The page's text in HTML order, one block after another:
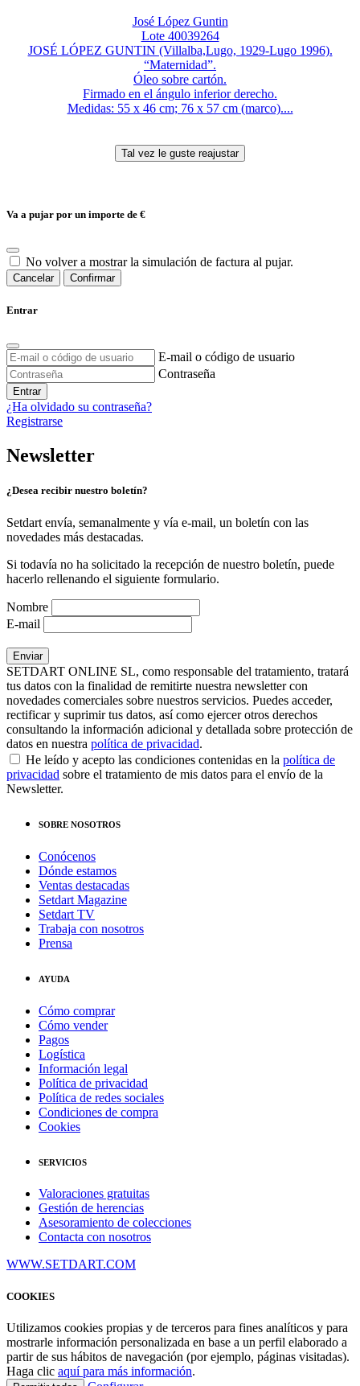
José López Guntin
Lote 40039264
JOSÉ LÓPEZ GUNTIN (Villalba,Lugo, 1929-Lugo 1996).
“Maternidad”.
Óleo sobre cartón.
Firmado en el ángulo inferior derecho.
Medidas: 55 x 46 cm; 76 x 57 cm (marco)....
Va a pujar por un importe de €
No volver a mostrar la simulación de factura al pujar.
Cancelar Confirmar
Entrar
E-mail o código de usuario
Contraseña
Entrar
¿Ha olvidado su contraseña?
Registrarse
Newsletter
¿Desea recibir nuestro boletín?
Setdart envía, semanalmente y vía e-mail, un boletín con las
novedades más destacadas.
Si todavía no ha solicitado la recepción de nuestro boletín, puede
hacerlo rellenando el siguiente formulario.
Nombre
E-mail
SETDART ONLINE SL, como responsable del tratamiento, tratará
tus datos con la finalidad de remitirte nuestra newsletter con
novedades comerciales sobre nuestros servicios. Puedes acceder,
rectificar y suprimir tus datos, así como ejercer otros derechos
consultando la información adicional y detallada sobre protección de
datos en nuestra política de privacidad.
He leído y acepto las condiciones contenidas en la política de
privacidad sobre el tratamiento de mis datos para el envío de la
Newsletter.
SOBRE NOSOTROS
Conócenos
Dónde estamos
Ventas destacadas
Setdart Magazine
Setdart TV
Trabaja con nosotros
Prensa
AYUDA
Cómo comprar
Cómo vender
Pagos
Logística
Información legal
Política de privacidad
Política de redes sociales
Condiciones de compra
Cookies
SERVICIOS
Valoraciones gratuitas
Gestión de herencias
Asesoramiento de colecciones
Contacta con nosotros
WWW.SETDART.COM
COOKIES
Utilizamos cookies propias y de terceros para fines analíticos y para
mostrarle información personalizada en base a un perfil elaborado a
partir de sus hábitos de navegación (por ejemplo, páginas visitadas).
Haga clic aquí para más información.